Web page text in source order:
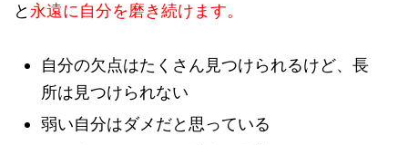
と 永遠に自分を磨き続けます。
自分の欠点はたくさん見つけられるけど、長
所は見つけられない
弱い自分はダメだと思っている